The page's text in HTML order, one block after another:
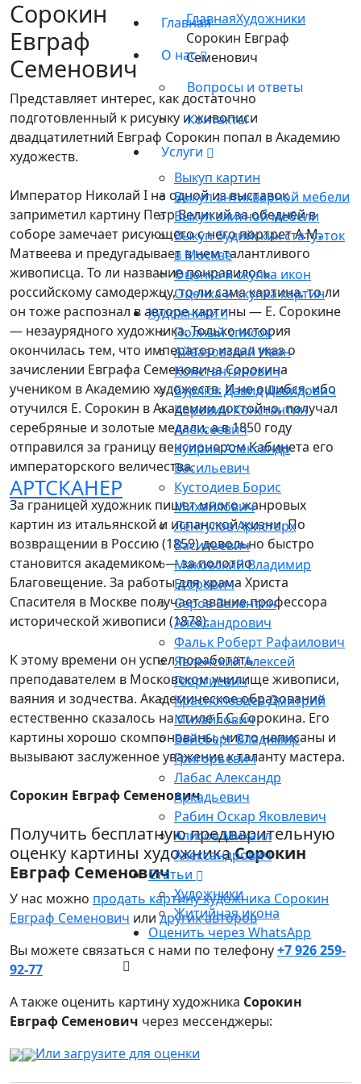
АРТСКАНЕР
Главная
О нас
Вопросы и ответы
Контакты
Услуги
Выкуп картин
Выкуп антикварной мебели
Выкуп элитной мебели
Выкуп будийских статуэток
в Москве
Оценка и скупка икон
Оценка и скупка картин
Художники
Полный список
Айвазовский Иван
Константинович
Бурлюк Давид Давидович
Коровин Константин
Алексеевич
Куприн Александр
Васильевич
Кустодиев Борис
Михайлович
Лентулов Аристарх
Васильевич
Маковский Владимир
Егорович
Серов Валентин
Александрович
Фальк Роберт Рафаилович
Явленский Алексей
Георгиевич
Краснопевцев Дмитрий
Михайлович
Вейсберг Владимир
Григорьевич
Лабас Александр
Аркадьевич
Рабин Оскар Яковлевич
Алисов Михаил
Александрович
Статьи
Художники
Житийная икона
Оценить через WhatsApp
Сорокин
Евграф
Семенович
ГлавнаяХудожники
Сорокин Евграф
Семенович
Представляет интерес, как достаточно
подготовленный к рисунку и живописи
двадцатилетний Евграф Сорокин попал в Академию
художеств.
Император Николай I на одной из выставок
заприметил картину Петр Великий за обедней в
соборе замечает рисующего с него портрет А.М.
Матвеева и предугадывает в нем талантливого
живописца. То ли название понравилось
российскому самодержцу, то ли сама картина, то ли
он тоже распознал в авторе картины — Е. Сорокине
— незаурядного художника. Только история
окончилась тем, что император издал указ о
зачислении Евграфа Семеновича Сорокина
учеником в Академию художеств. И не ошибся, ибо
отучился Е. Сорокин в Академии достойно, получал
серебряные и золотые медали, а в 1850 году
отправился за границу пенсионером Кабинета его
императорского величества.
За границей художник пишет много жанровых
картин из итальянской и испанской жизни. По
возвращении в Россию (1859) довольно быстро
становится академиком — за полотно
Благовещение. За работы для храма Христа
Спасителя в Москве получает звание профессора
исторической живописи (1878).
К этому времени он успел поработать
преподавателем в Московском училище живописи,
ваяния и зодчества. Академическое образование
естественно сказалось на стиле Е.С. Сорокина. Его
картины хорошо скомпонованы, чисто написаны и
вызывают заслуженное уважение к таланту мастера.
Сорокин Евграф Семенович
Получить бесплатную предварительную
оценку картины художникаСорокин
Евграф Семенович
У нас можно продать картину художника Сорокин
Евграф Семенович илидругих авторов
Вы можете связаться с нами по телефону+7 926 259-
92-77
А также оценить картину художника Сорокин
Евграф Семенович через мессенджеры:
Или загрузите для оценки